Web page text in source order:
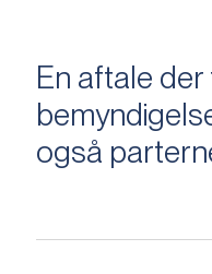
En aftale
også